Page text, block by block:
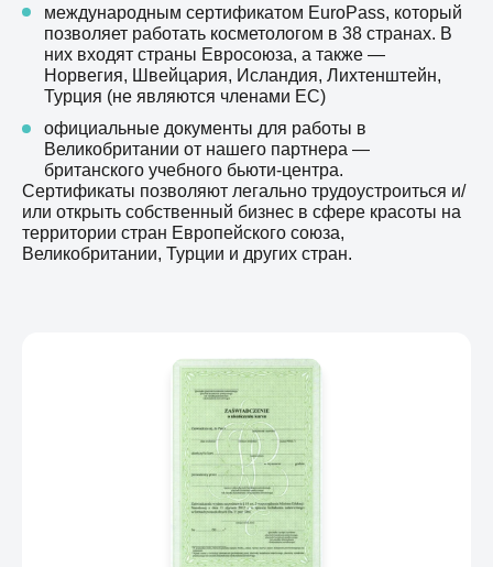
международным сертификатом EuroPass, который
позволяет работать косметологом в 38 странах. В
них входят страны Евросоюза, а также —
Норвегия, Швейцария, Исландия, Лихтенштейн,
Турция (не являются членами ЕС)
официальные документы для работы в
Великобритании от нашего партнера —
британского учебного бьюти-центра.
Сертификаты позволяют легально трудоустроиться и/
или открыть собственный бизнес в сфере красоты на
территории стран Европейского союза,
Великобритании, Турции и других стран.